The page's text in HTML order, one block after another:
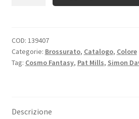
COD: 139407
Categorie: Brossurato, Catalogo, Colore
Tag: Cosmo Fantasy, Pat Mills, Simon
Descrizione